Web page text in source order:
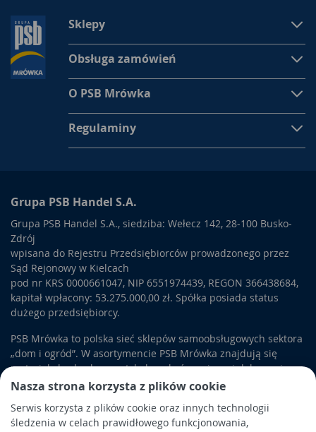
Nasza strona korzysta z plików cookie
Serwis korzysta z plików cookie oraz innych technologii
śledzenia w celach prawidłowego funkcjonowania,
Sklepy
Obsługa zamówień
O PSB Mrówka
Regulaminy
Grupa PSB Handel S.A.
Grupa PSB Handel S.A., siedziba: Wełecz 142, 28-100 Busko-
Zdrój
wpisana do Rejestru Przedsiębiorców prowadzonego przez
Sąd Rejonowy w Kielcach
pod nr KRS 0000661047, NIP 6551974439, REGON 366438684,
kapitał wpłacony: 53.275.000,00 zł. Spółka posiada status
dużego przedsiębiorcy.
PSB Mrówka to polska sieć sklepów samoobsługowych sektora
„dom i ogród”. W asortymencie PSB Mrówka znajdują się
materiały budowlane, artykuły wykończeniowe i dekoracyjne,
wyposażenie łazienek i kuchni, elektronarzędzia, a także
artykuły związane z ogrodem i otoczeniem domu.
Obowiązek informacyjny